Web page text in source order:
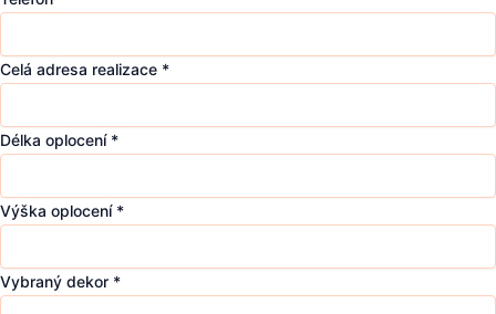
Celá adresa realizace *
Délka oplocení *
Výška oplocení *
Vybraný dekor *